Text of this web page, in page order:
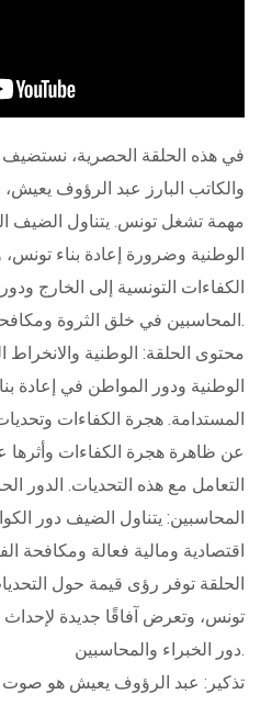
في هذه الحلقة الحصرية، نستضيف
والكاتب البارز عبد الرؤوف
مهمة تشغل تونس. يتناول الضيف
الوطنية وضرورة إعادة بناء
الكفاءات التونسية إلى الخارج
محتوى الحلقة: الوطنية والانخراط
الوطنية ودور المواطن في إعادة
المستدامة. هجرة الكفاءات
عن ظاهرة هجرة الكفاءات وأثرها
التعامل مع هذه التحديات. الدور
المحاسبين: يتناول الضيف دور
اقتصادية ومالية فعالة ومكافحة
الحلقة توفر رؤى قيمة حول
تونس، وتعرض آفاقًا جديدة لإحداث
تذكير: عبد الرؤوف يعيش هو صوت